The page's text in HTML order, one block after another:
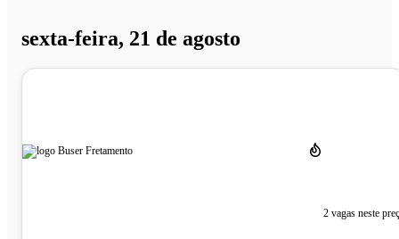
sexta-feira, 21 de agosto
2 vagas neste